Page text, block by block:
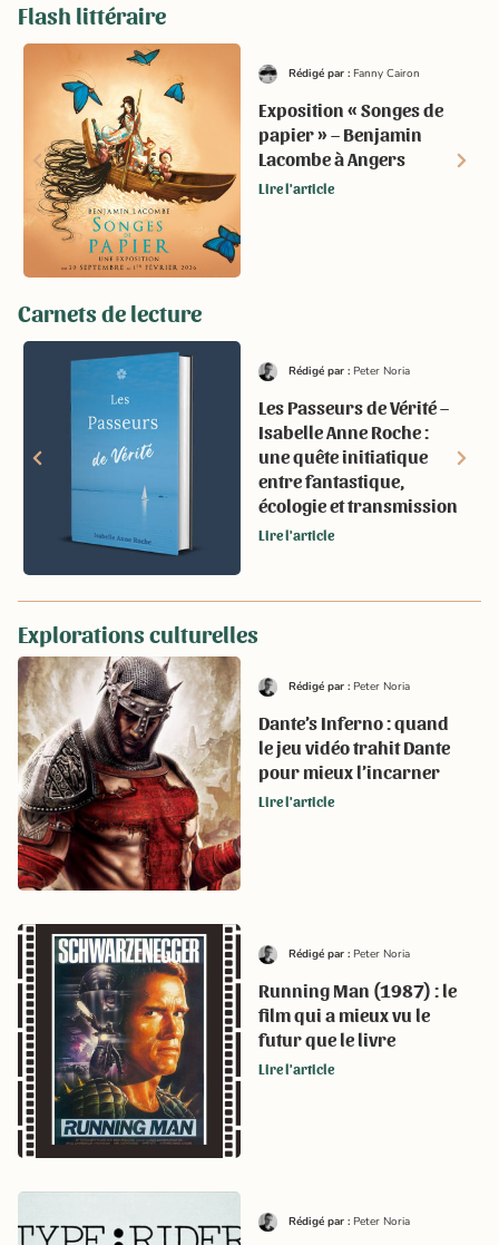
Flash littéraire
Rédigé par : Fanny Cairon
Exposition « Songes de
papier » – Benjamin
Lacombe à Angers
Lire l'article
Carnets de lecture
Rédigé par : Peter Noria
Les Passeurs de Vérité –
Isabelle Anne Roche :
une quête initiatique
entre fantastique,
écologie et transmission
Lire l'article
Explorations culturelles
Rédigé par : Peter Noria
Dante’s Inferno : quand
le jeu vidéo trahit Dante
pour mieux l’incarner
Lire l'article
Rédigé par : Peter Noria
Running Man (1987) : le
film qui a mieux vu le
futur que le livre
Lire l'article
Rédigé par : Peter Noria